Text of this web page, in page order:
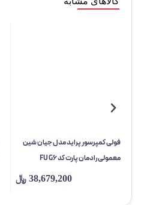
38,679,200 ﷼
فولی کمپرسور پراید مدل جیان شین
معمولی رادمان پارت کد FU G6